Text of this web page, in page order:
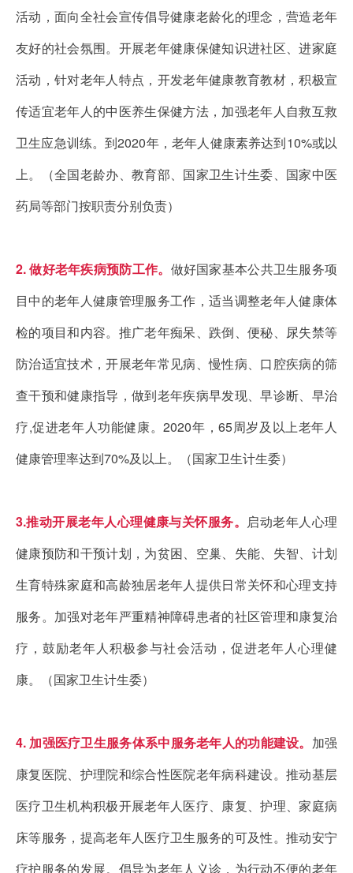
活动，面向全社会宣传倡导健康老龄化的理念，营造老年
友好的社会氛围。开展老年健康保健知识进社区、进家庭
活动，针对老年人特点，开发老年健康教育教材，积极宣
传适宜老年人的中医养生保健方法，加强老年人自救互救
卫生应急训练。到2020年，老年人健康素养达到10%或以
上。（全国老龄办、教育部、国家卫生计生委、国家中医
药局等部门按职责分别负责）
2. 做好老年疾病预防工作。 做好国家基本公共卫生服务项
目中的老年人健康管理服务工作，适当调整老年人健康体
检的项目和内容。推广老年痴呆、跌倒、便秘、尿失禁等
防治适宜技术，开展老年常见病、慢性病、口腔疾病的筛
查干预和健康指导，做到老年疾病早发现、早诊断、早治
疗,促进老年人功能健康。2020年，65周岁及以上老年人
健康管理率达到70%及以上。（国家卫生计生委）
3.推动开展老年人心理健康与关怀服务。 启动老年人心理
健康预防和干预计划，为贫困、空巢、失能、失智、计划
生育特殊家庭和高龄独居老年人提供日常关怀和心理支持
服务。加强对老年严重精神障碍患者的社区管理和康复治
疗，鼓励老年人积极参与社会活动，促进老年人心理健
康。（国家卫生计生委）
4. 加强医疗卫生服务体系中服务老年人的功能建设。 加强
康复医院、护理院和综合性医院老年病科建设。推动基层
医疗卫生机构积极开展老年人医疗、康复、护理、家庭病
床等服务，提高老年人医疗卫生服务的可及性。推动安宁
疗护服务的发展。倡导为老年人义诊，为行动不便的老年